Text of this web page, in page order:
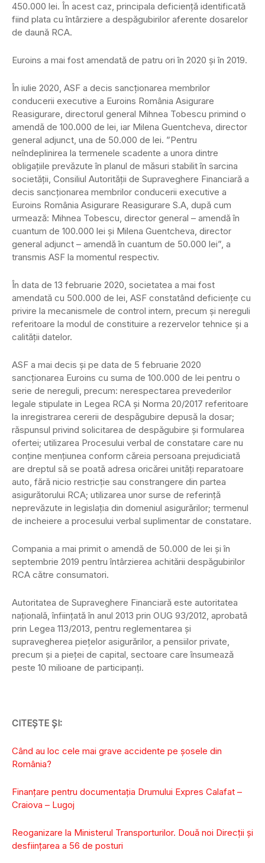
450.000 lei. În acest caz, principala deficiență identificată
fiind plata cu întârziere a despăgubirilor aferente dosarelor
de daună RCA.
Euroins a mai fost amendată de patru ori în 2020 și în 2019.
În iulie 2020, ASF a decis sancţionarea membrilor
conducerii executive a Euroins România Asigurare
Reasigurare, directorul general Mihnea Tobescu primind o
amendă de 100.000 de lei, iar Milena Guentcheva, director
general adjunct, una de 50.000 de lei. ”Pentru
neîndeplinirea la termenele scadente a unora dintre
obligaţiile prevăzute în planul de măsuri stabilit în sarcina
societăţii, Consiliul Autorităţii de Supraveghere Financiară a
decis sancţionarea membrilor conducerii executive a
Euroins România Asigurare Reasigurare S.A, după cum
urmează: Mihnea Tobescu, director general – amendă în
cuantum de 100.000 lei şi Milena Guentcheva, director
general adjunct – amendă în cuantum de 50.000 lei”, a
transmis ASF la momentul respectiv.
În data de 13 februarie 2020, societatea a mai fost
amendată cu 500.000 de lei, ASF constatând deficienţe cu
privire la mecanismele de control intern, precum şi nereguli
referitoare la modul de constituire a rezervelor tehnice şi a
calităţii datelor.
ASF a mai decis şi pe data de 5 februarie 2020
sancţionarea Euroins cu suma de 100.000 de lei pentru o
serie de nereguli, precum: nerespectarea prevederilor
legale stipulate in Legea RCA şi Norma 20/2017 referitoare
la inregistrarea cererii de despăgubire depusă la dosar;
răspunsul privind solicitarea de despăgubire şi formularea
ofertei; utilizarea Procesului verbal de constatare care nu
conţine menţiunea conform căreia persoana prejudiciată
are dreptul să se poată adresa oricărei unităţi reparatoare
auto, fără nicio restricţie sau constrangere din partea
asigurătorului RCA; utilizarea unor surse de referinţă
neprevăzute in legislaţia din domeniul asigurărilor; termenul
de incheiere a procesului verbal suplimentar de constatare.
Compania a mai primit o amendă de 50.000 de lei și în
septembrie 2019 pentru întârzierea achitării despăgubirilor
RCA către consumatori.
Autoritatea de Supraveghere Financiară este autoritatea
naţională, înfiinţată în anul 2013 prin OUG 93/2012, aprobată
prin Legea 113/2013, pentru reglementarea şi
supravegherea pieţelor asigurărilor, a pensiilor private,
precum şi a pieţei de capital, sectoare care însumează
peste 10 milioane de participanţi.
CITEȘTE ȘI:
Când au loc cele mai grave accidente pe șosele din
România?
Finanțare pentru documentația Drumului Expres Calafat –
Craiova – Lugoj
Reoganizare la Ministerul Transporturilor. Două noi Direcții și
desființarea a 56 de posturi